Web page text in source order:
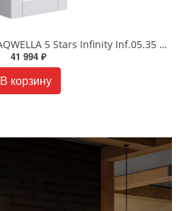
Пенал подвесной 35 см AQWELLA 5 Stars Infinity Inf.05.35 Белый
41 994 ₽
В корзину